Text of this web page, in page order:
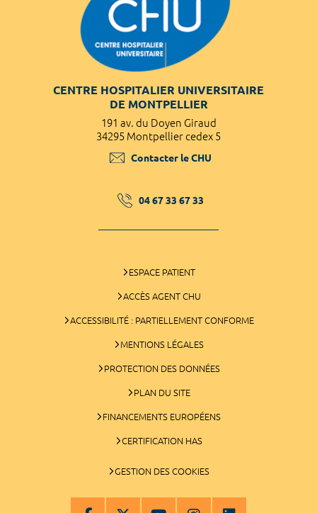
CENTRE HOSPITALIER UNIVERSITAIRE
DE MONTPELLIER
191 av. du Doyen Giraud
34295 Montpellier cedex 5
Contacter le CHU
04 67 33 67 33
ESPACE PATIENT
ACCÈS AGENT CHU
ACCESSIBILITÉ : PARTIELLEMENT CONFORME
MENTIONS LÉGALES
PROTECTION DES DONNÉES
PLAN DU SITE
FINANCEMENTS EUROPÉENS
CERTIFICATION HAS
GESTION DES COOKIES